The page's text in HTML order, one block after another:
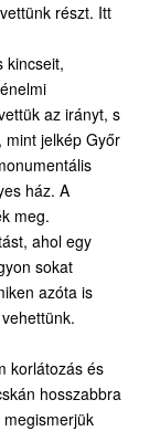
részt. Itt
kincseit,
az irányt, s
jelkép Győr
ház. A
meg.
ahol egy
sokat
azóta is
korlátozás és
hosszabbra